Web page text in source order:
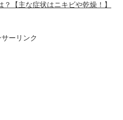
【主な症状はニキビや乾燥！】
サーリンク